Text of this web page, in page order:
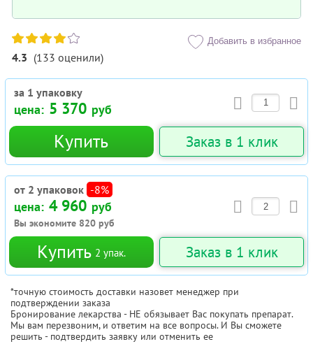
4.3 (133 оценили)
Добавить в избранное
за 1 упаковку
цена: 5 370 руб
Купить Заказ в 1 клик
от 2 упаковок -8%
цена: 4 960 руб
Вы экономите 820 руб
Купить 2 упак. Заказ в 1 клик
*точную стоимость доставки назовет менеджер при
подтверждении заказа
Бронирование лекарства - НЕ обязывает Вас покупать препарат.
Мы вам перезвоним, и ответим на все вопросы. И Вы сможете
решить - подтвердить заявку или отменить ее